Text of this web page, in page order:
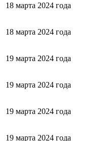
18 марта 2024 года
18 марта 2024 года
19 марта 2024 года
19 марта 2024 года
19 марта 2024 года
19 марта 2024 года